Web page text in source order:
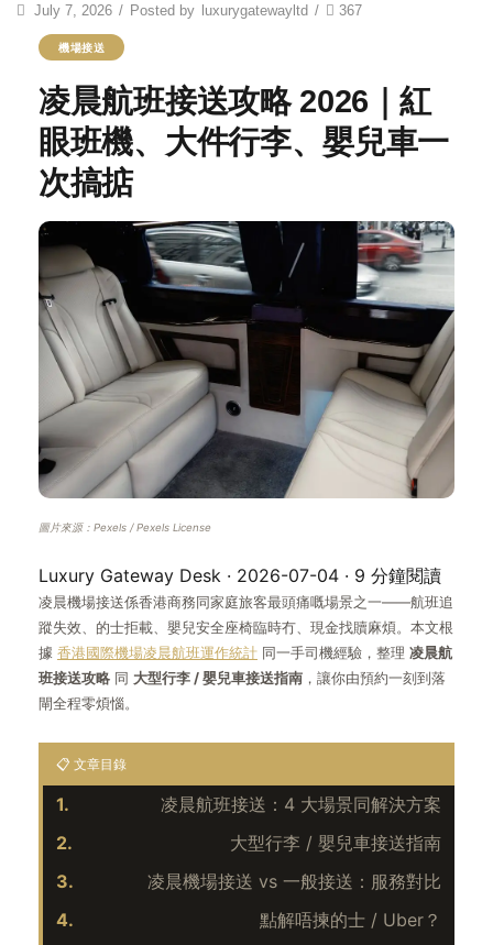
July 7, 2026 / Posted by luxurygatewayltd / 367
機場接送
凌晨航班接送攻略 2026｜紅
眼班機、大件行李、嬰兒車一
次搞掂
圖片來源：Pexels / Pexels License
Luxury Gateway Desk · 2026-07-04 · 9 分鐘閱讀
凌晨機場接送係香港商務同家庭旅客最頭痛嘅場景之一——航班追
蹤失效、的士拒載、嬰兒安全座椅臨時冇、現金找贖麻煩。本文根
據 香港國際機場凌晨航班運作統計 同一手司機經驗，整理 凌晨航
班接送攻略 同 大型行李 / 嬰兒車接送指南 ，讓你由預約一刻到落
閘全程零煩惱。
📋 文章目錄
1.
凌晨航班接送：4 大場景同解決方案
2.
大型行李 / 嬰兒車接送指南
3.
凌晨機場接送 vs 一般接送：服務對比
4.
點解唔揀的士 / Uber？